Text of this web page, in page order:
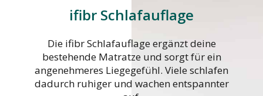
ifibr Schlafauflage
Die ifibr Schlafauflage ergänzt deine
bestehende Matratze und sorgt für ein
angenehmeres Liegegefühl. Viele schlafen
dadurch ruhiger und wachen entspannter